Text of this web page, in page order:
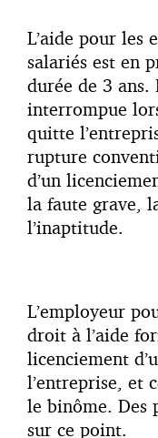
L’aide pour les
salariés est en
durée de 3
interrompue
quitte
rupture
d’un
la faute grave,
l’inaptitude.
L’employeur
droit à l’aide
licenciement
l’entreprise, et
le binôme. Des
sur ce point.